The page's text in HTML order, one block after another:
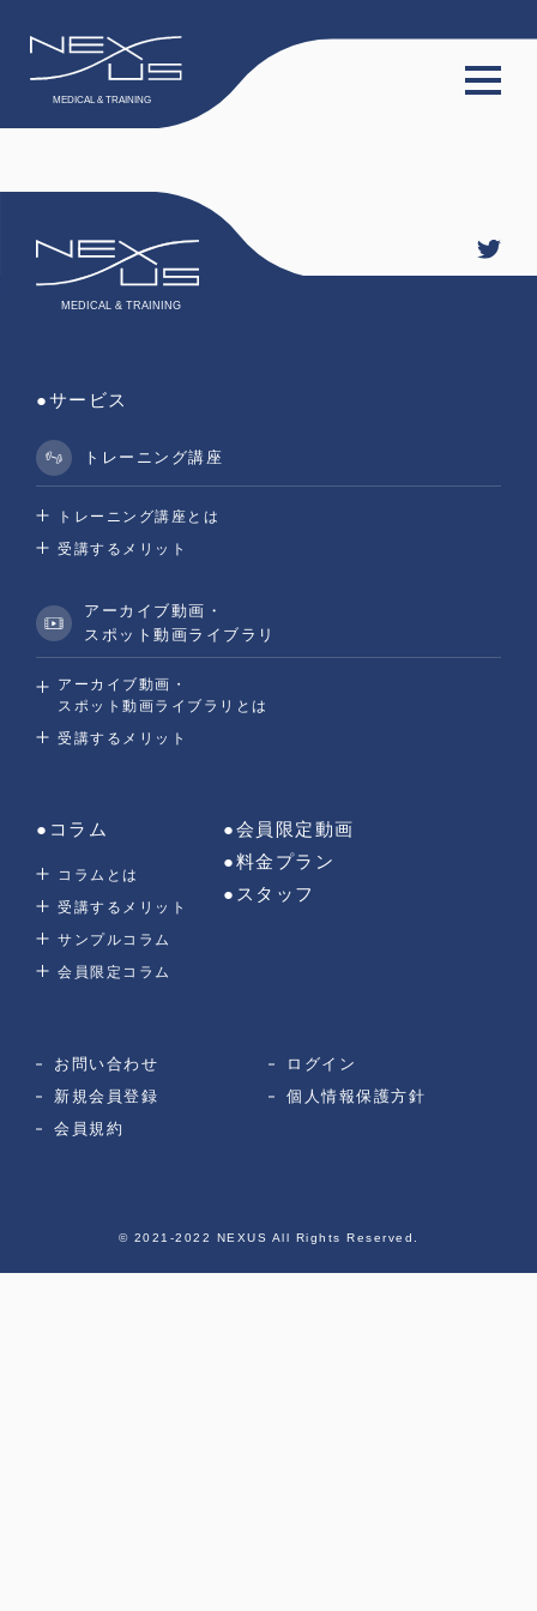
会員限定動画
スタッフ
新規会員登録
お問い合わせ
●サービス
トレーニング講座
トレーニング講座とは
受講するメリット
アーカイブ動画・
スポット動画ライブラリ
アーカイブ動画・
スポット動画ライブラリとは
受講するメリット
●コラム
コラムとは
受講するメリット
サンプルコラム
会員限定コラム
●会員限定動画
●料金プラン
●スタッフ
お問い合わせ
ログイン
新規会員登録
個人情報保護方針
会員規約
© 2021-2022 NEXUS All Rights Reserved.